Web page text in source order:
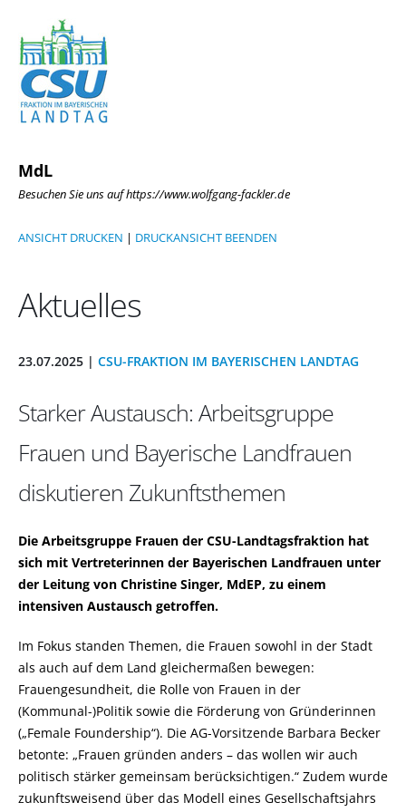
MdL
Besuchen Sie uns auf https://www.wolfgang-fackler.de
ANSICHT DRUCKEN | DRUCKANSICHT BEENDEN
Aktuelles
23.07.2025 | CSU-FRAKTION IM BAYERISCHEN LANDTAG
Starker Austausch: Arbeitsgruppe
Frauen und Bayerische Landfrauen
diskutieren Zukunftsthemen
Die Arbeitsgruppe Frauen der CSU-Landtagsfraktion hat
sich mit Vertreterinnen der Bayerischen Landfrauen unter
der Leitung von Christine Singer, MdEP, zu einem
intensiven Austausch getroffen.
Im Fokus standen Themen, die Frauen sowohl in der Stadt
als auch auf dem Land gleichermaßen bewegen:
Frauengesundheit, die Rolle von Frauen in der
(Kommunal-)Politik sowie die Förderung von Gründerinnen
(„Female Foundership“). Die AG-Vorsitzende Barbara Becker
betonte: „Frauen gründen anders – das wollen wir auch
politisch stärker gemeinsam berücksichtigen.“ Zudem wurde
zukunftsweisend über das Modell eines Gesellschaftsjahrs